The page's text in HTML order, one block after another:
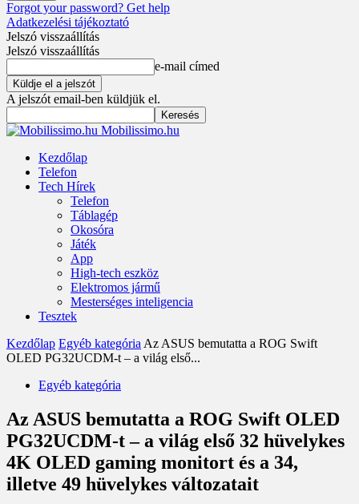
Forgot your password? Get help
Adatkezelési tájékoztató
Jelszó visszaállítás
Jelszó visszaállítás
e-mail címed
A jelszót email-ben küldjük el.
Mobilissimo.hu
Kezdőlap
Telefon
Tech Hírek
Telefon
Táblagép
Okosóra
Játék
App
High-tech eszköz
Elektromos jármű
Mesterséges inteligencia
Tesztek
Kezdőlap Egyéb kategória Az ASUS bemutatta a ROG Swift
OLED PG32UCDM-t – a világ első...
Egyéb kategória
Az ASUS bemutatta a ROG Swift OLED
PG32UCDM-t – a világ első 32 hüvelykes
4K OLED gaming monitort és a 34,
illetve 49 hüvelykes változatait